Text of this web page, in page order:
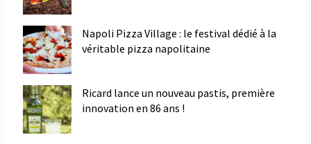
Napoli Pizza Village : le festival dédié à la
véritable pizza napolitaine
Ricard lance un nouveau pastis, première
innovation en 86 ans !